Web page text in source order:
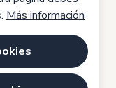
Más información